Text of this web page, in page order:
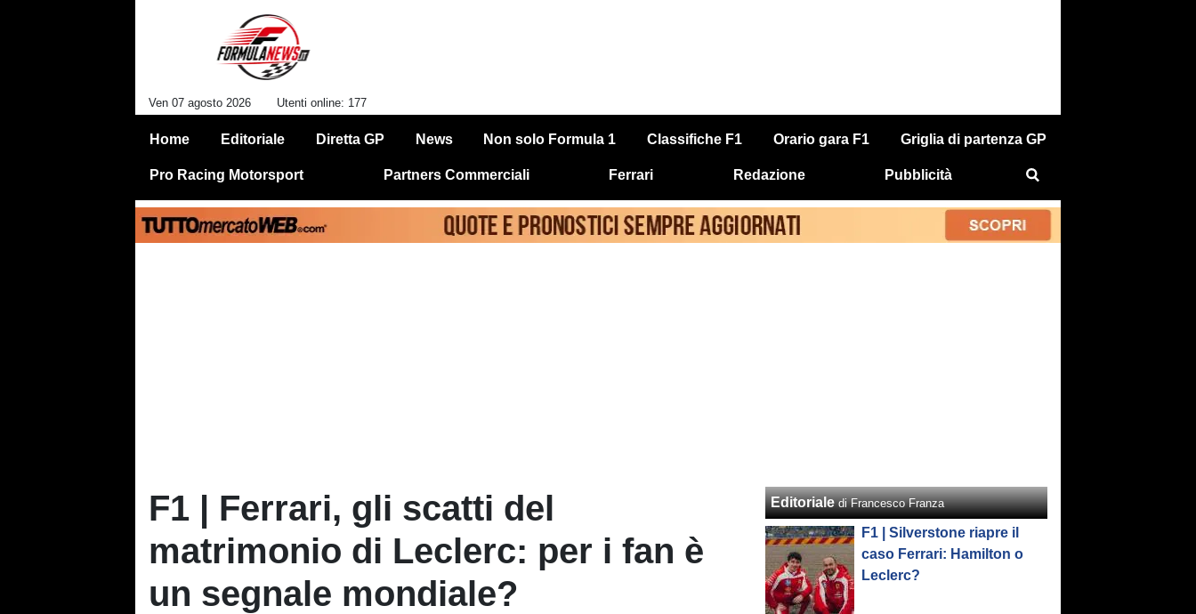
Ven 07 agosto 2026 Utenti online: 177
Home Editoriale Diretta GP News Non solo Formula 1 Classifiche F1 Orario gara F1 Griglia di partenza GP
Pro Racing Motorsport Partners Commerciali Ferrari Redazione Pubblicità
F1 | Ferrari, gli scatti del
matrimonio di Leclerc: per i fan è
un segnale mondiale?
Editoriale di Francesco Franza
F1 | Silverstone riapre il
caso Ferrari: Hamilton o
Leclerc?